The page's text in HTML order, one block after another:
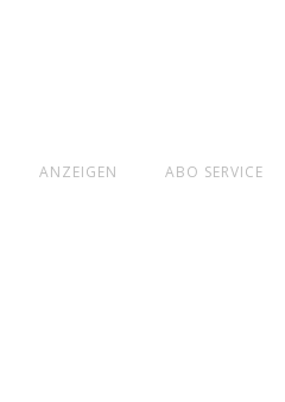
ANZEIGEN ABO SERVICE